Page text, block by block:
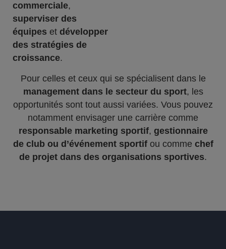
commerciale,
superviser des
équipes et développer
des stratégies de
croissance.
Pour celles et ceux qui se spécialisent dans le
management dans le secteur du sport, les
opportunités sont tout aussi variées. Vous pouvez
notamment envisager une carrière comme
responsable marketing sportif, gestionnaire
de club ou d’événement sportifou comme chef
de projet dans des organisations sportives.